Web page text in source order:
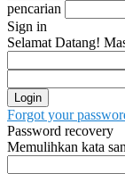
pencarian
Sign in
Selamat Datang!
Forgot your
Password recovery
Memulihkan kata